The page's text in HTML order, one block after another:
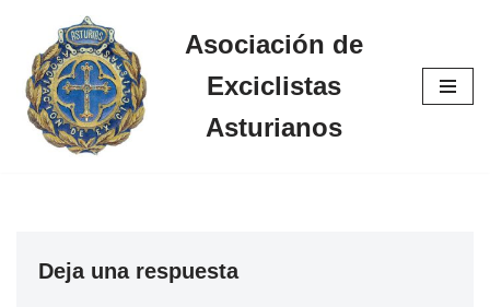
Saltar
al
contenido
Asociación de
Exciclistas
Asturianos
Deja una respuesta